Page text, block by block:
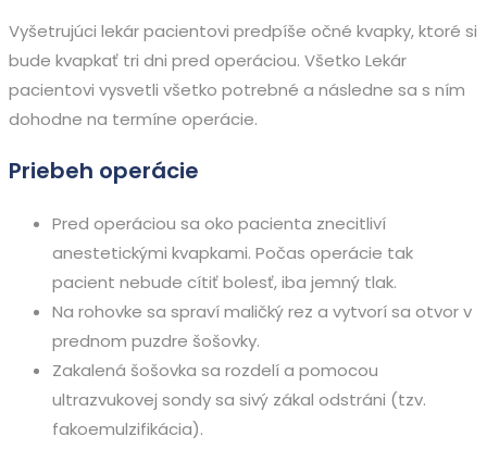
Vyšetrujúci lekár pacientovi predpíše očné kvapky, ktoré si
bude kvapkať tri dni pred operáciou. Všetko Lekár
pacientovi vysvetli všetko potrebné a následne sa s ním
dohodne na termíne operácie.
Priebeh operácie
Pred operáciou sa oko pacienta znecitliví
anestetickými kvapkami. Počas operácie tak
pacient nebude cítiť bolesť, iba jemný tlak.
Na rohovke sa spraví maličký rez a vytvorí sa otvor v
prednom puzdre šošovky.
Zakalená šošovka sa rozdelí a pomocou
ultrazvukovej sondy sa sivý zákal odstráni (tzv.
fakoemulzifikácia).